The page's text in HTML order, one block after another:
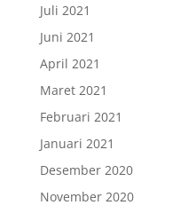
Juli 2021
Juni 2021
April 2021
Maret 2021
Februari 2021
Januari 2021
Desember 2020
November 2020